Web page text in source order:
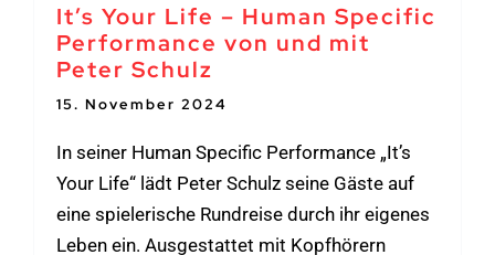
It’s Your Life – Human Specific
Performance von und mit
Peter Schulz
15. November 2024
In seiner Human Specific Performance „It’s
Your Life“ lädt Peter Schulz seine Gäste auf
eine spielerische Rundreise durch ihr eigenes
Leben ein. Ausgestattet mit Kopfhörern